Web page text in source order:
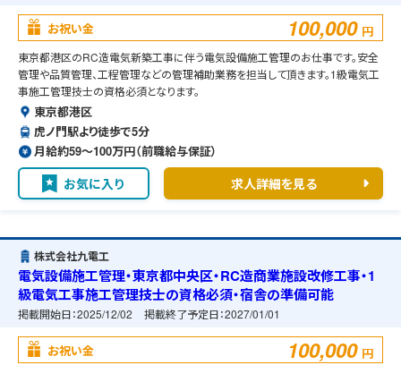
お祝い金 100,000 円
東京都港区のRC造電気新築工事に伴う電気設備施工管理のお仕事です。安全
管理や品質管理、工程管理などの管理補助業務を担当して頂きます。1級電気工
事施工管理技士の資格必須となります。
東京都港区
虎ノ門駅より徒歩で5分
月給約59〜100万円（前職給与保証）
お気に入り 求人詳細を見る
株式会社九電工
電気設備施工管理・東京都中央区・RC造商業施設改修工事・1
級電気工事施工管理技士の資格必須・宿舎の準備可能
掲載開始日：2025/12/02 掲載終了予定日：2027/01/01
お祝い金 100,000 円